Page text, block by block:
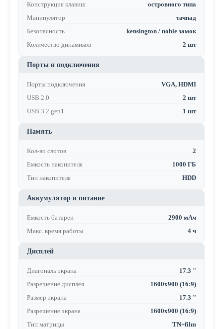
Конструкция клавиш
островного типа
Манипулятор
тачпад
Безопасность
kensington / noble замок
Количество динамиков
2 шт
Порты и подключения
Порты подключения
VGA, HDMI
USB 2.0
2 шт
USB 3.2 gen1
1 шт
Память
Кол-во слотов
2
Емкость накопителя
1000 ГБ
Тип накопителя
HDD
Аккумулятор и питание
Емкость батареи
2900 мАч
Макс. время работы
4 ч
Дисплей
Диагональ экрана
17.3 "
Разрешение дисплея
1600x900 (16:9)
Размер экрана
17.3 "
Разрешение экрана
1600x900 (16:9)
Тип матрицы
TN+film